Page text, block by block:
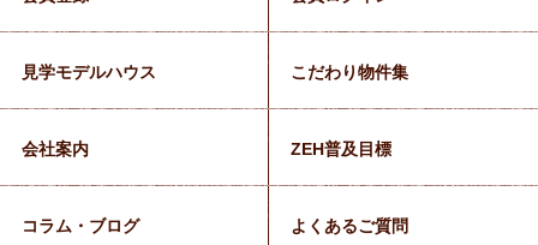
見学モデルハウス こだわり物件集
会社案内 ZEH普及目標
コラム・ブログ よくあるご質問